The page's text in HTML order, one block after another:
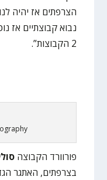
נבוא קבוצתיים אז
2 הקבוצות”.
פורוורד הקבוצה
בצרפתים, האתגר